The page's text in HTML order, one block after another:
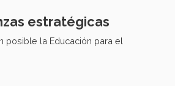
estratégicas
posible la Educación para el